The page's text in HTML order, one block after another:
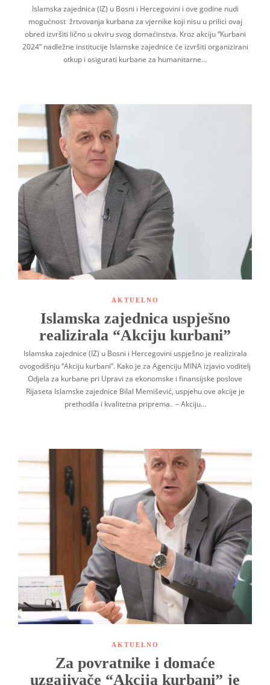
Islamska zajednica (IZ) u Bosni i Hercegovini i ove godine nudi
mogućnost žrtvovanja kurbana za vjernike koji nisu u prilici ovaj
obred izvršiti lično u okviru svog domaćinstva. Kroz akciju “Kurbani
2024” nadležne institucije Islamske zajednice će izvršiti organizirani
otkup i osigurati kurbane za humanitarne…
AKTUELNO
Islamska zajednica uspješno
realizirala “Akciju kurbani”
Islamska zajednice (IZ) u Bosni i Hercegovini uspješno je realizirala
ovogodišnju “Akciju kurbani”. Kako je za Agenciju MINA izjavio voditelj
Odjela za kurbane pri Upravi za ekonomske i finansijske poslove
Rijaseta Islamske zajednice Bilal Memišević, uspjehu ove akcije je
prethodila i kvalitetna priprema. – Akciju…
AKTUELNO
Za povratnike i domaće
uzgajivače “Akcija kurbani” je